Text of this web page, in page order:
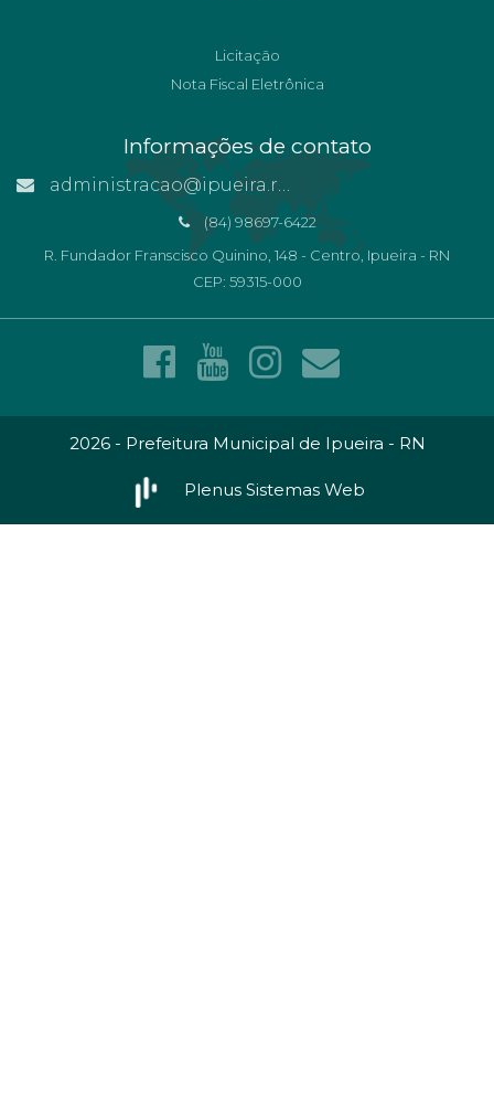
Licitação
Nota Fiscal Eletrônica
Informações de contato
administracao@ipueira.rn.gov.br
(84) 98697-6422
R. Fundador Franscisco Quinino, 148 - Centro, Ipueira - RN
CEP: 59315-000
2026 - Prefeitura Municipal de Ipueira - RN
Plenus Sistemas Web